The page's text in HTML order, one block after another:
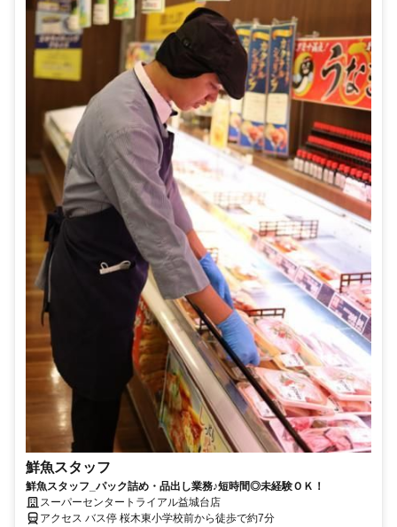
鮮魚スタッフ
鮮魚スタッフ_パック詰め・品出し業務♪短時間◎未経験ＯＫ！
スーパーセンタートライアル益城台店
アクセス バス停 桜木東小学校前から徒歩で約7分